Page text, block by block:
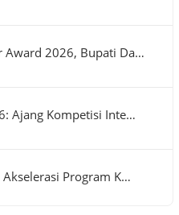
Award 2026, Bupati Da…
Ajang Kompetisi Inte…
Program K…